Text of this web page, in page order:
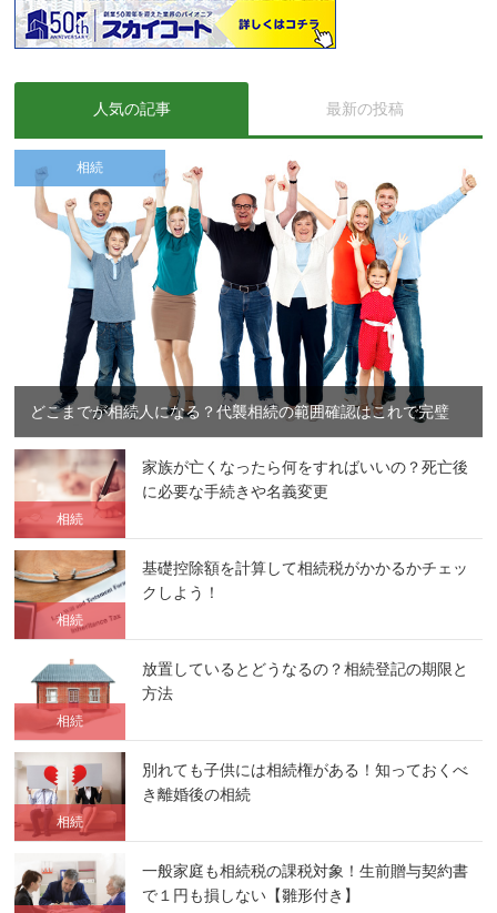
人気の記事 最新の投稿
相続
どこまでが相続人になる？代襲相続の範囲確認はこれで完璧
相続
家族が亡くなったら何をすればいいの？死亡後
に必要な手続きや名義変更
相続
基礎控除額を計算して相続税がかかるかチェッ
クしよう！
相続
放置しているとどうなるの？相続登記の期限と
方法
相続
別れても子供には相続権がある！知っておくべ
き離婚後の相続
一般家庭も相続税の課税対象！生前贈与契約書
で１円も損しない【雛形付き】